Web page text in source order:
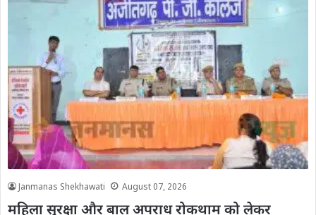
Janmanas Shekhawati August 07, 2026
महिला सुरक्षा और बाल अपराध रोकथाम को लेकर